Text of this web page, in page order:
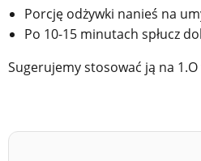
Porcję odżywki nanieś na
Po 10-15 minutach spłucz
Sugerujemy stosować ją na